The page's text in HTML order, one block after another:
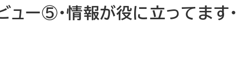
ュー⑤・情報が役に立ってます・